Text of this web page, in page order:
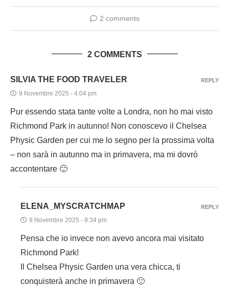
2 comments
2 COMMENTS
SILVIA THE FOOD TRAVELER
9 Novembre 2025 - 4:04 pm
Pur essendo stata tante volte a Londra, non ho mai visto
Richmond Park in autunno! Non conoscevo il Chelsea
Physic Garden per cui me lo segno per la prossima volta
– non sarà in autunno ma in primavera, ma mi dovrò
accontentare 🙂
REPLY
ELENA_MYSCRATCHMAP
9 Novembre 2025 - 9:34 pm
Pensa che io invece non avevo ancora mai visitato
Richmond Park!
Il Chelsea Physic Garden una vera chicca, ti
conquisterà anche in primavera 🙂
REPLY